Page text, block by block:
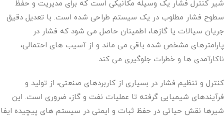
شیر کنترل فشار یک وسیله مکانیکی است که برای مدیریت و حفظ
سطوح فشار مطلوب در یک سیستم طراحی شده است. با تعدیل دقیق
جریان سیالات یا گازها، اطمینان حاصل می شود که فشار در
پارامترهای مشخص شده باقی می ماند و از آسیب های احتمالی،
ناکارآمدی ها و خطرات جلوگیری می کند.
کنترل و تنظیم فشار در بسیاری از کاربردهای صنعتی، از تولید و
فرآیندهای شیمیایی گرفته تا عملیات نفت و گاز، ضروری است. این
شیرها نقش حیاتی در حفظ ثبات و ایمنی در سیستم های پیچیده ایفا